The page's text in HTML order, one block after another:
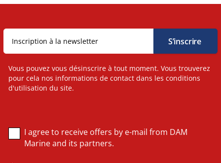
Vous pouvez vous désinscrire à tout moment. Vous trouverez
pour cela nos informations de contact dans les conditions
d'utilisation du site.
I agree to receive offers by e-mail from DAM
Marine and its partners.